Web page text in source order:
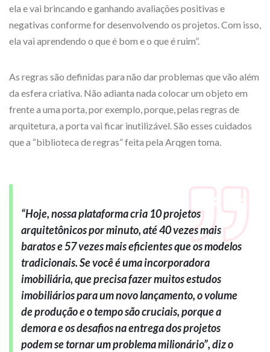
ela e vai brincando e ganhando avaliações positivas e
negativas conforme for desenvolvendo os projetos. Com isso,
ela vai aprendendo o que é bom e o que é ruim”.
As regras são definidas para não dar problemas que vão além
da esfera criativa. Não adianta nada colocar um objeto em
frente a uma porta, por exemplo, porque, pelas regras de
arquitetura, a porta vai ficar inutilizável. São esses cuidados
que a “biblioteca de regras” feita pela Arqgen toma.
“Hoje, nossa plataforma cria 10 projetos
arquitetônicos por minuto, até 40 vezes mais
baratos e 57 vezes mais eficientes que os modelos
tradicionais. Se você é uma incorporadora
imobiliária, que precisa fazer muitos estudos
imobiliários para um novo lançamento, o volume
de produção e o tempo são cruciais, porque a
demora e os desafios na entrega dos projetos
podem se tornar um problema milionário”, diz o